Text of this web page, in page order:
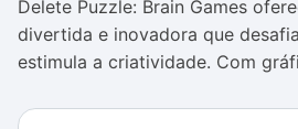
Delete Puzzle: Brain Games
divertida e inovadora que
estimula a criatividade. Com
para jogadores de todas as